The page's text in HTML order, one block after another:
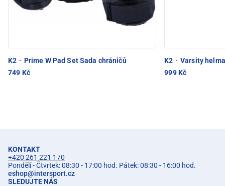
K2 · Prime W Pad Set Sada chráničů
749 Kč
K2 · Varsity helma
999 Kč
KONTAKT
+420 261 221 170
Pondělí - Čtvrtek: 08:30 - 17:00 hod. Pátek: 08:30 - 16:00 hod.
eshop@intersport.cz
SLEDUJTE NÁS